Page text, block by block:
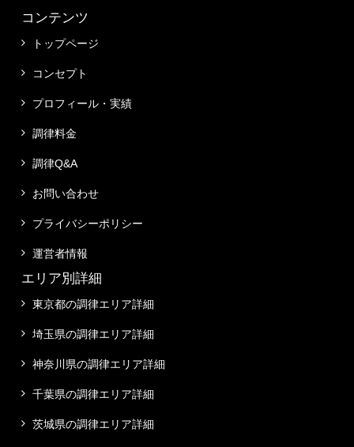
コンテンツ
トップページ
コンセプト
プロフィール・実績
調律料金
調律Q&A
お問い合わせ
プライバシーポリシー
運営者情報
エリア別詳細
東京都の調律エリア詳細
埼玉県の調律エリア詳細
神奈川県の調律エリア詳細
千葉県の調律エリア詳細
茨城県の調律エリア詳細